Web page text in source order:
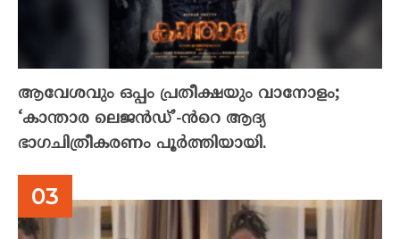
ആവേശവും ഒപ്പം പ്രതീക്ഷയും വാനോളം;
‘കാന്താര ലെജൻഡ്’-ൻറെ ആദ്യ
ഭാഗചിത്രീകരണം പൂർത്തിയായി.